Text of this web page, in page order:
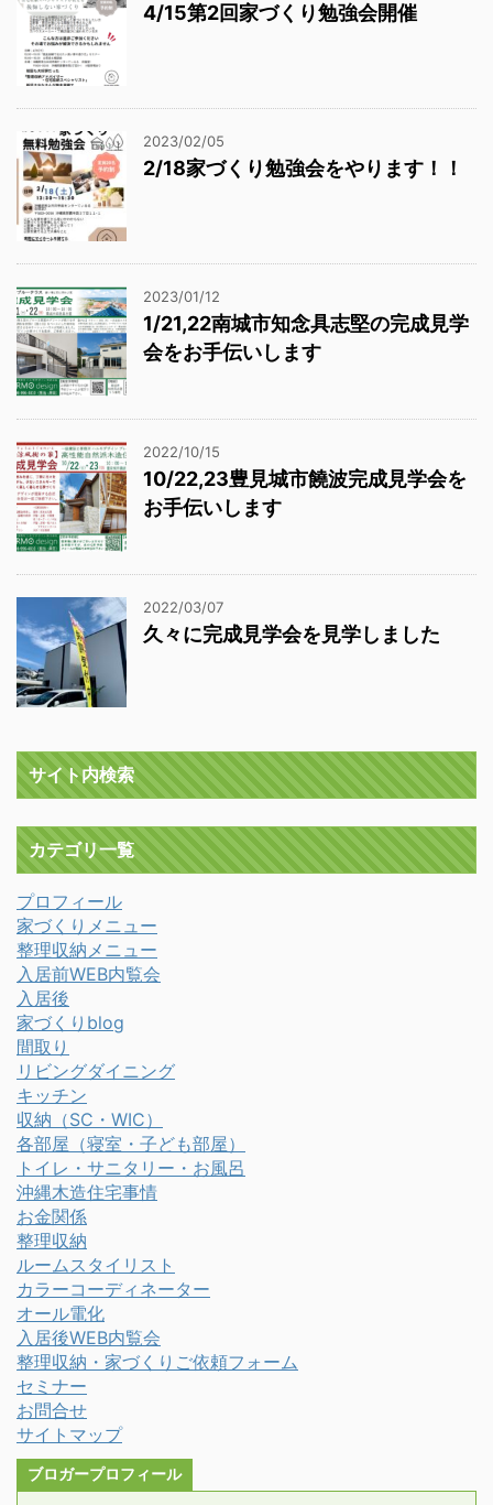
4/15第2回家づくり勉強会開催
2023/02/05
2/18家づくり勉強会をやります！！
2023/01/12
1/21,22南城市知念具志堅の完成見学
会をお手伝いします
2022/10/15
10/22,23豊見城市饒波完成見学会を
お手伝いします
2022/03/07
久々に完成見学会を見学しました
サイト内検索
カテゴリ一覧
プロフィール
家づくりメニュー
整理収納メニュー
入居前WEB内覧会
入居後
家づくりblog
間取り
リビングダイニング
キッチン
収納（SC・WIC）
各部屋（寝室・子ども部屋）
トイレ・サニタリー・お風呂
沖縄木造住宅事情
お金関係
整理収納
ルームスタイリスト
カラーコーディネーター
オール電化
入居後WEB内覧会
整理収納・家づくりご依頼フォーム
セミナー
お問合せ
サイトマップ
ブロガープロフィール